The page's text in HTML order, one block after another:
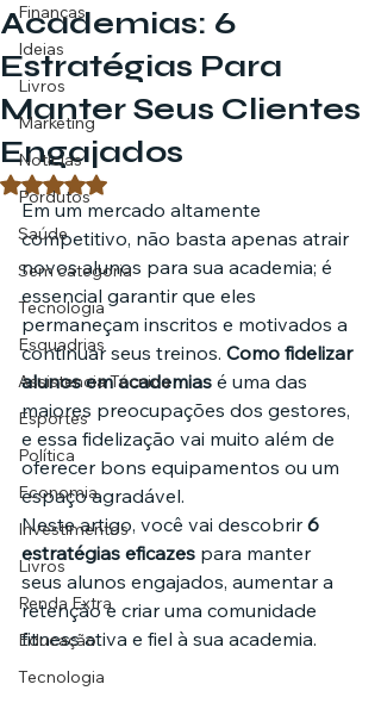
Finanças
Ideias
Livros
Marketing
Notícias
Pordutos
Saúde
Sem categoria
Tecnologia
Esquadrias
Assistencia Técnica
Esportes
Política
Economia
Investimentos
Livros
Renda Extra
Educação
Tecnologia
Academias: 6
Estratégias Para
Manter Seus Clientes
Engajados
Avaliado com NaN de 5 estrelas.
Em um mercado altamente
competitivo, não basta apenas atrair
novos alunos para sua academia; é
essencial garantir que eles
permaneçam inscritos e motivados a
continuar seus treinos. Como fidelizar
alunos em academias é uma das
maiores preocupações dos gestores,
e essa fidelização vai muito além de
oferecer bons equipamentos ou um
espaço agradável.
Neste artigo, você vai descobrir 6
estratégias eficazes para manter
seus alunos engajados, aumentar a
retenção e criar uma comunidade
fitness ativa e fiel à sua academia.